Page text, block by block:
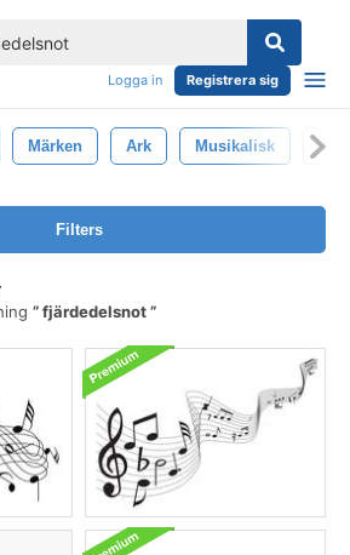
Logga in Registrera sig
Märken Ark Musikalisk
Filters
fjärdedelsnot